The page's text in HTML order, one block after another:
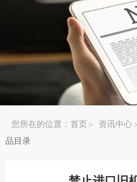
您所在的位置： 首页 资讯中心
品目录